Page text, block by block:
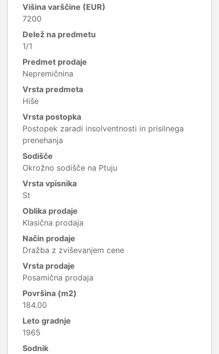
Višina varščine (EUR)
7200
Delež na predmetu
1/1
Predmet prodaje
Nepremičnina
Vrsta predmeta
Hiše
Vrsta postopka
Postopek zaradi insolventnosti in prisilnega
prenehanja
Sodišče
Okrožno sodišče na Ptuju
Vrsta vpisnika
St
Oblika prodaje
Klasična prodaja
Način prodaje
Dražba z zviševanjem cene
Vrsta prodaje
Posamična prodaja
Površina (m2)
184.00
Leto gradnje
1965
Sodnik